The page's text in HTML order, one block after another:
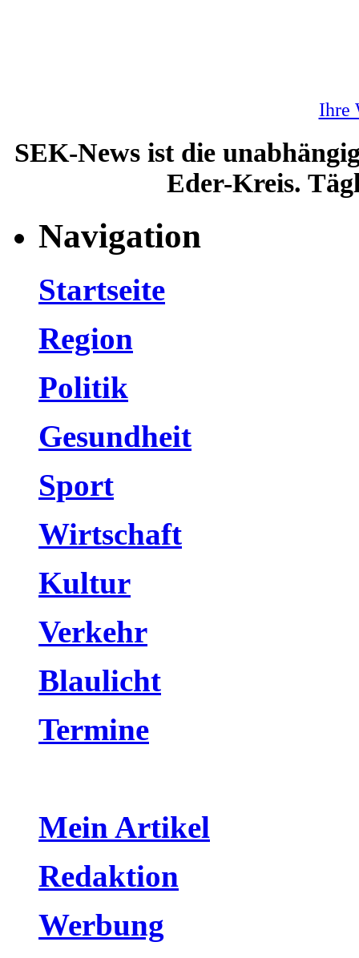
Ihre
SEK-News ist die
Eder-Kreis.
Navigation
Startseite
Region
Politik
Gesundheit
Sport
Wirtschaft
Kultur
Verkehr
Blaulicht
Termine
Mein Artikel
Redaktion
Werbung